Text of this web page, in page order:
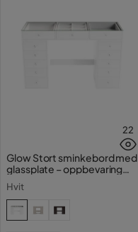
22
Glow Stort sminkebord med
glassplate – oppbevaring
med skuffer og rom 120 cm
Hvit